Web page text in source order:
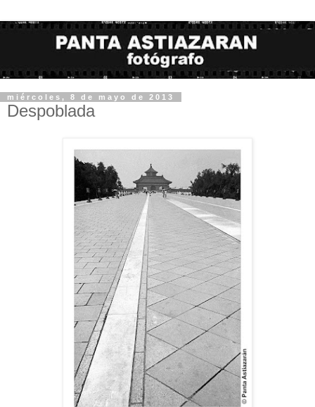
miércoles, 8 de mayo de 2013
Despoblada